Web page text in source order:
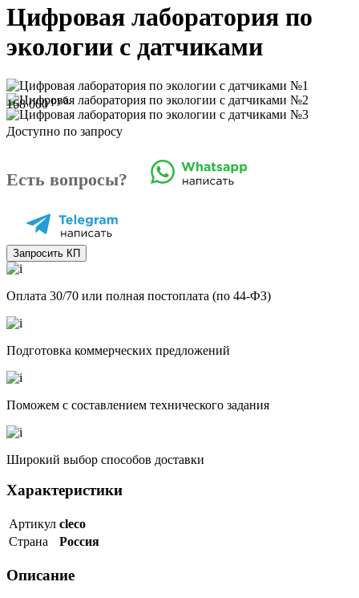
Цифровая лаборатория по
экологии с датчиками
168 000руб.
Доступно по запросу
Есть вопросы?
Запросить КП
Оплата 30/70 или полная постоплата (по 44-ФЗ)
Подготовка коммерческих предложений
Поможем с составлением технического задания
Широкий выбор способов доставки
Характеристики
Артикул cleco
Страна
Россия
Описание